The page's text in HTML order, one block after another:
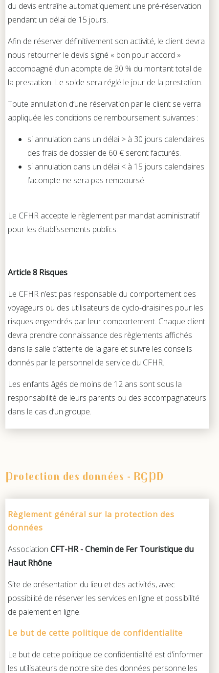
du devis entraîne automatiquement une pré-réservation
pendant un délai de 15 jours.
Afin de réserver définitivement son activité, le client devra
nous retourner le devis signé « bon pour accord »
accompagné d’un acompte de 30 % du montant total de
la prestation. Le solde sera réglé le jour de la prestation.
Toute annulation d’une réservation par le client se verra
appliquée les conditions de remboursement suivantes :
si annulation dans un délai > à 30 jours calendaires
des frais de dossier de 60 € seront facturés.
si annulation dans un délai < à 15 jours calendaires
l’acompte ne sera pas remboursé.
Le CFHR accepte le règlement par mandat administratif
pour les établissements publics.
Article 8 Risques
Le CFHR n’est pas responsable du comportement des
voyageurs ou des utilisateurs de cyclo-draisines pour les
risques engendrés par leur comportement. Chaque client
devra prendre connaissance des règlements affichés
dans la salle d’attente de la gare et suivre les conseils
donnés par le personnel de service du CFHR.
Les enfants âgés de moins de 12 ans sont sous la
responsabilité de leurs parents ou des accompagnateurs
dans le cas d’un groupe.
Protection des données - RGPD
Règlement général sur la protection des
données
AssociationCFT-HR -Chemin de Fer Touristique du
Haut Rhône
Site de présentation du lieu et des activités, avec
possibilité de réserver les services en ligne et possibilité
de paiement en ligne.
Le but de cette politique de confidentialite
Le but de cette politique de confidentialité est d'informer
les utilisateurs de notre site des données personnelles